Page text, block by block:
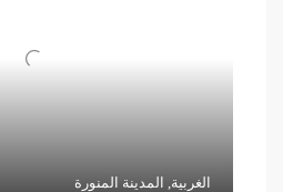
الغربية, المدينة المنورة